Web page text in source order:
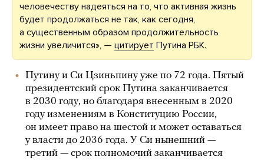
человечеству надеяться на то, что активная жизнь
будет продолжаться не так, как сегодня,
а существенным образом продолжительность
жизни увеличится», — цитирует Путина РБК.
Путину и Си Цзиньпину уже по 72 года. Пятый
президентский срок Путина заканчивается
в 2030 году, но благодаря внесенным в 2020
году изменениям в Конституцию России,
он имеет право на шестой и может оставаться
у власти до 2036 года. У Си нынешний —
третий — срок полномочий заканчивается